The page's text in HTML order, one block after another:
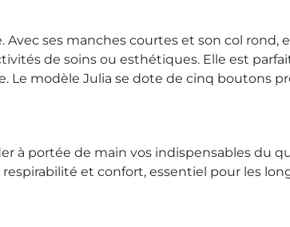
ses manches courtes et son col rond,
de soins ou esthétiques. Elle est
modèle Julia se dote de cinq boutons
à portée de main vos indispensables du
et confort, essentiel pour les